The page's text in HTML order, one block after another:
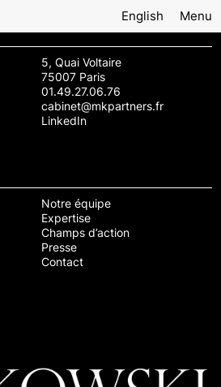
English Menu
5, Quai Voltaire
75007 Paris
01.49.27.06.76
cabinet@mkpartners.fr
LinkedIn
Notre équipe
Expertise
Champs d’action
Presse
Contact